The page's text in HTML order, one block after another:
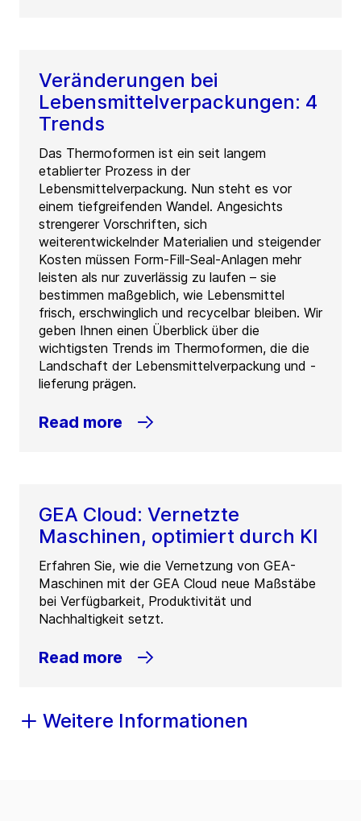
Veränderungen bei
Lebensmittelverpackungen: 4
Trends
Das Thermoformen ist ein seit langem
etablierter Prozess in der
Lebensmittelverpackung. Nun steht es vor
einem tiefgreifenden Wandel. Angesichts
strengerer Vorschriften, sich
weiterentwickelnder Materialien und steigender
Kosten müssen Form-Fill-Seal-Anlagen mehr
leisten als nur zuverlässig zu laufen – sie
bestimmen maßgeblich, wie Lebensmittel
frisch, erschwinglich und recycelbar bleiben. Wir
geben Ihnen einen Überblick über die
wichtigsten Trends im Thermoformen, die die
Landschaft der Lebensmittelverpackung und -
lieferung prägen.
Read more
GEA Cloud: Vernetzte
Maschinen, optimiert durch KI
Erfahren Sie, wie die Vernetzung von GEA-
Maschinen mit der GEA Cloud neue Maßstäbe
bei Verfügbarkeit, Produktivität und
Nachhaltigkeit setzt.
Read more
Weitere Informationen